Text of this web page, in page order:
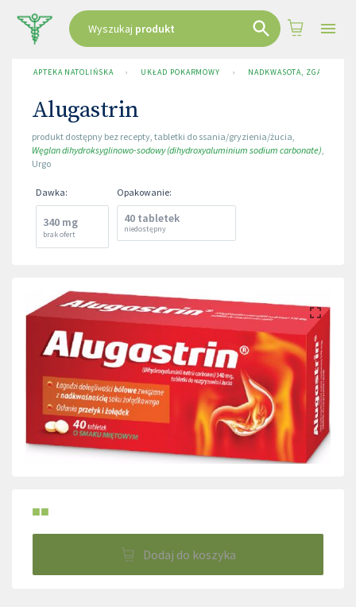
Wyszukaj produkt
APTEKA NATOLIŃSKA › UKŁAD POKARMOWY › NADKWASOTA, ZGAGA I
Alugastrin
produkt dostępny bez recepty, tabletki do ssania/gryzienia/żucia,
Węglan dihydroksyglinowo-sodowy (dihydroxyaluminium sodium carbonate),
Urgo
Dawka:
340 mg
brak ofert
Opakowanie:
40 tabletek
niedostępny
■■
Dodaj do koszyka